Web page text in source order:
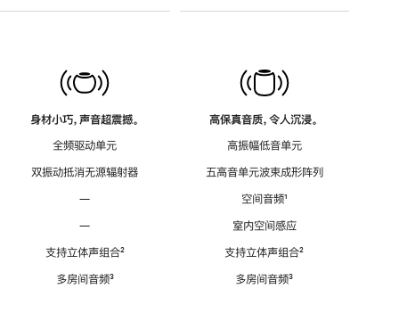
身材小巧，声音超震撼。
全频驱动单元
双振动抵消无源辐射器
—
—
支持立体声组合脚
²
多房间音频脚
³
高保真音质，令人沉浸。
高振幅低音单元
五高音单元波束成形阵列
空间音频脚
¹
室内空间感应
支持立体声组合脚
²
多房间音频脚
³